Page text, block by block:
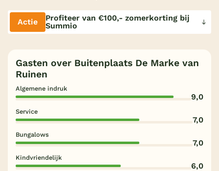
Bestemmingen
Nederland
Texel
België
Actie
Profiteer van €100,- zomerkorting bij
Summio
Gasten over Buitenplaats De Marke van
Ruinen
Algemene indruk
9,0
Service
7,0
Bungalows
7,0
Kindvriendelijk
6,0